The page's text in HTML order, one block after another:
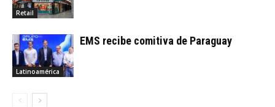
Retail
Latinoamérica
EMS recibe comitiva de Paraguay